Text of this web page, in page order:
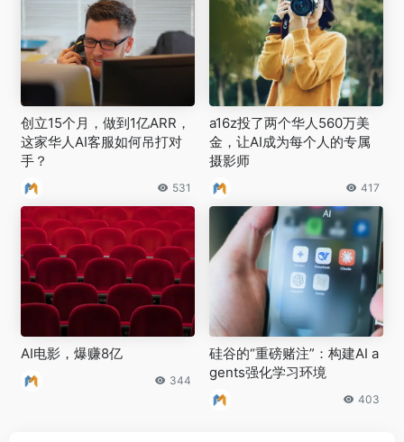
创立15个月，做到1亿ARR，
这家华人AI客服如何吊打对
手？
531
a16z投了两个华人560万美
金，让AI成为每个人的专属
摄影师
417
AI电影，爆赚8亿
344
硅谷的“重磅赌注”：构建AI a
gents强化学习环境
403